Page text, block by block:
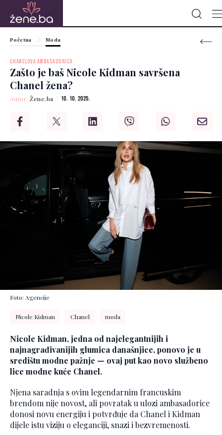
Početna Moda
CHANELOVA AMBASADORICA
Zašto je baš Nicole Kidman savršena
Chanel žena?
Autor:Žene.ba 10. 10. 2025.
Foto: Agencije
Nicole Kidman Chanel moda
Nicole Kidman, jedna od najelegantnijih i
najnagrađivanijih glumica današnjice, ponovo je u
središtu modne pažnje — ovaj put kao novo službeno
lice modne kuće Chanel.
Njena saradnja s ovim legendarnim francuskim
brendom nije novost, ali povratak u ulozi ambasadorice
donosi novu energiju i potvrđuje da Chanel i Kidman
dijele istu viziju o eleganciji, snazi i bezvremenosti.